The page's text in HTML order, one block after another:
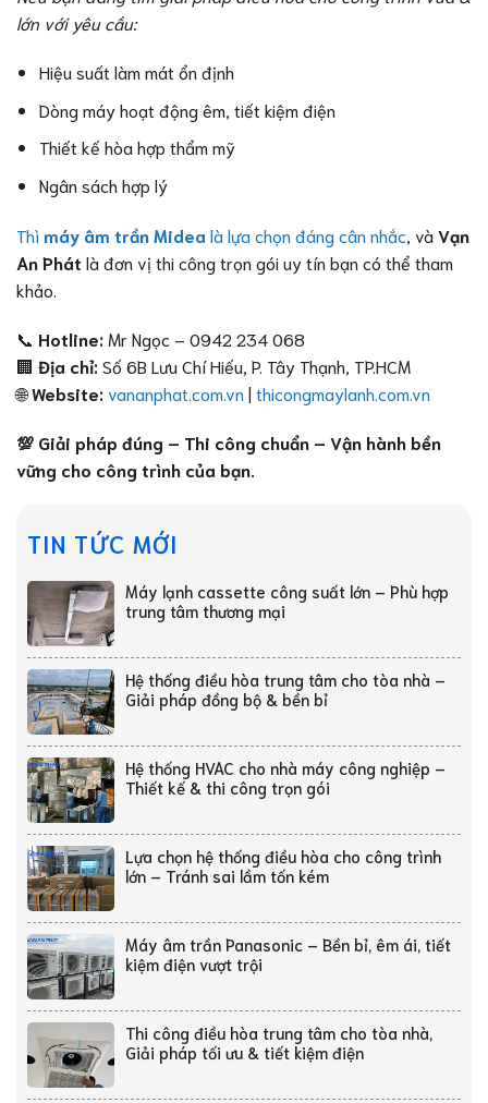
lớn với yêu cầu:
Hiệu suất làm mát ổn định
Dòng máy hoạt động êm, tiết kiệm điện
Thiết kế hòa hợp thẩm mỹ
Ngân sách hợp lý
Thì máy âm trần Midea là lựa chọn đáng cân nhắc , và Vạn
An Phát là đơn vị thi công trọn gói uy tín bạn có thể tham
khảo.
📞 Hotline: Mr Ngọc – 0942 234 068
🏢 Địa chỉ: Số 6B Lưu Chí Hiếu, P. Tây Thạnh, TP.HCM
🌐Website: vananphat.com.vn | thicongmaylanh.com.vn
💯 Giải pháp đúng – Thi công chuẩn – Vận hành bền
vững cho công trình của bạn.
TIN TỨC MỚI
Máy lạnh cassette công suất lớn – Phù hợp
trung tâm thương mại
Hệ thống điều hòa trung tâm cho tòa nhà –
Giải pháp đồng bộ & bền bỉ
Hệ thống HVAC cho nhà máy công nghiệp –
Thiết kế & thi công trọn gói
Lựa chọn hệ thống điều hòa cho công trình
lớn – Tránh sai lầm tốn kém
Máy âm trần Panasonic – Bền bỉ, êm ái, tiết
kiệm điện vượt trội
Thi công điều hòa trung tâm cho tòa nhà,
Giải pháp tối ưu & tiết kiệm điện